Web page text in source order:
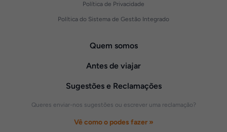
Política de Privacidade
Política do Sistema de Gestão Integrado
Quem somos
Antes de viajar
Sugestões e Reclamações
Queres enviar-nos sugestões ou escrever uma reclamação?
Vê como o podes fazer »